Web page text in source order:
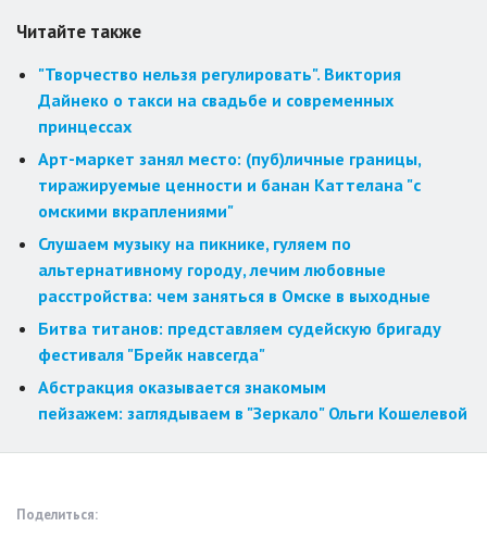
Читайте также
"Творчество нельзя регулировать". Виктория
Дайнеко о такси на свадьбе и современных
принцессах
Арт-маркет занял место: (пуб)личные границы,
тиражируемые ценности и банан Каттелана "с
омскими вкраплениями"
Слушаем музыку на пикнике, гуляем по
альтернативному городу, лечим любовные
расстройства: чем заняться в Омске в выходные
Битва титанов: представляем судейскую бригаду
фестиваля "Брейк навсегда"
Абстракция оказывается знакомым
пейзажем: заглядываем в "Зеркало" Ольги Кошелевой
Поделиться: